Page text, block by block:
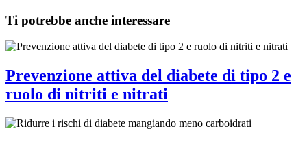
Ti potrebbe anche interessare
Prevenzione attiva del diabete di tipo 2 e
ruolo di nitriti e nitrati